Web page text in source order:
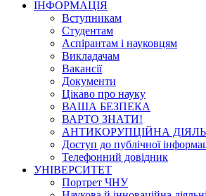
ІНФОРМАЦІЯ
Вступникам
Студентам
Аспірантам і науковцям
Викладачам
Вакансії
Документи
Цікаво про науку
ВАША БЕЗПЕКА
ВАРТО ЗНАТИ!
АНТИКОРУПЦІЙНА
Доступ до публічної
Телефонний довідник
УНІВЕРСИТЕТ
Портрет ЧНУ